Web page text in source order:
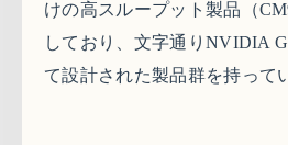
けの高スループット製品（
しており、文字通りNVIDIA
て設計された製品群を持って